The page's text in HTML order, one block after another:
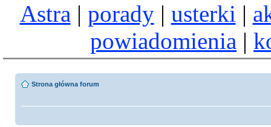
Astra | porady| usterki |
powiadomienia |
Strona główna forum